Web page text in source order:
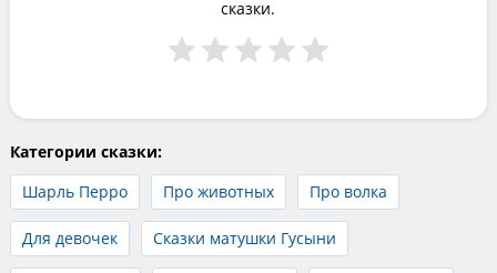
сказки.
Категории сказки:
Шарль Перро
Про животных Про волка
Для девочек Сказки матушки Гусыни